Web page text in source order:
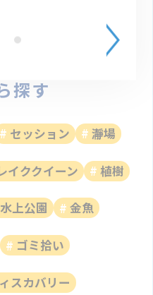
探す
セッション 瀞場
イククイーン 植樹
上公園 金魚
ゴミ拾い
スカバリー